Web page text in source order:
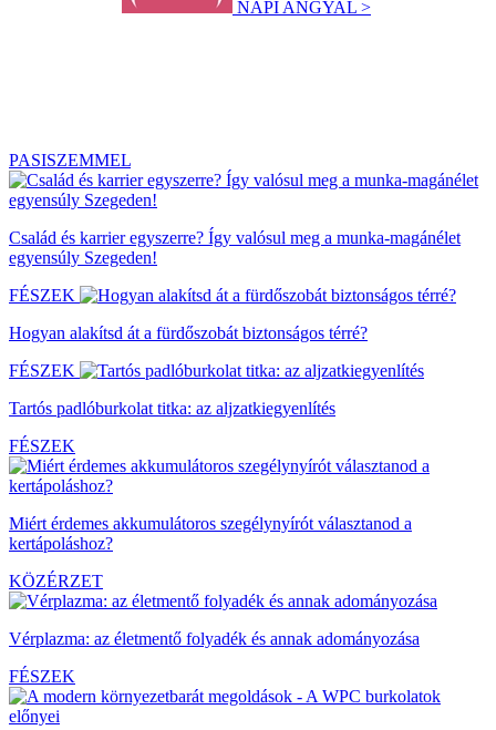
NAPI ANGYAL >
PASISZEMMEL
Család és karrier egyszerre? Így valósul meg a munka-magánélet
egyensúly Szegeden!
FÉSZEK
Hogyan alakítsd át a fürdőszobát biztonságos térré?
FÉSZEK
Tartós padlóburkolat titka: az aljzatkiegyenlítés
FÉSZEK
Miért érdemes akkumulátoros szegélynyírót választanod a
kertápoláshoz?
KÖZÉRZET
Vérplazma: az életmentő folyadék és annak adományozása
FÉSZEK